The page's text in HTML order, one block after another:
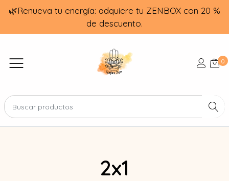
🌿Renueva tu energía: adquiere tu ZENBOX con 20 %
de descuento.
0
2x1